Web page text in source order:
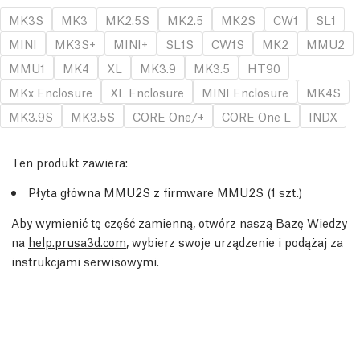
MK3S
MK3 MK2.5S MK2.5 MK2S CW1
SL1
MINI
MK3S+ MINI+ SL1S CW1S MK2
MMU2
MMU1
MK4 XL MK3.9 MK3.5
HT90
MKx Enclosure
XL Enclosure MINI Enclosure
MK4S
MK3.9S
MK3.5S CORE One/+ CORE One L INDX
Ten produkt zawiera:
Płyta główna MMU2S z firmware MMU2S (1 szt.)
Aby wymienić tę część zamienną, otwórz naszą Bazę Wiedzy
na help.prusa3d.com, wybierz swoje urządzenie i podążaj za
instrukcjami serwisowymi.